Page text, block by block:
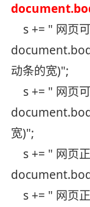
s += " 网页
动条的宽)";
s += " 网页
宽)";
s += " 网页
s += " 网页